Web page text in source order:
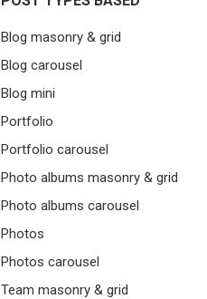
Blog masonry & grid
Blog carousel
Blog mini
Portfolio
Portfolio carousel
Photo albums masonry & grid
Photo albums carousel
Photos
Photos carousel
Team masonry & grid